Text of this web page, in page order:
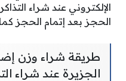
الإلكتروني عند شراء
الحجز بعد إتمام الحجز
طريقة شراء وزن
الجزيرة عند شراء